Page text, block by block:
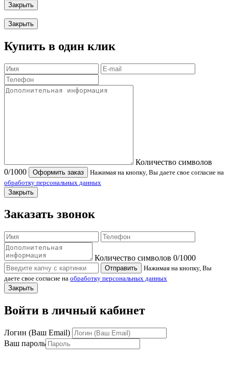
Закрыть
Закрыть
Купить в один клик
Количество символов
0/1000 Оформить заказ
Нажимая на кнопку, Вы даете свое согласие на
обработку персональных данных
Закрыть
Заказать звонок
Количество символов 0/1000
Отправить
Нажимая на кнопку, Вы
даете свое согласие на обработку персональных данных
Закрыть
Войти в личный кабинет
Логин (Ваш Email)
Ваш пароль